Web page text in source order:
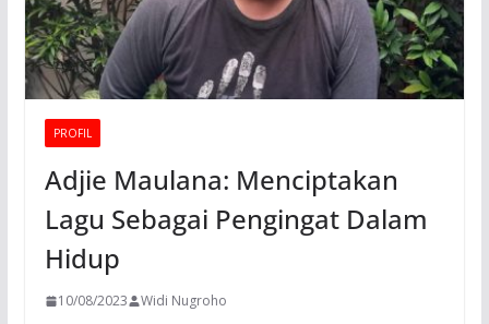
PROFIL
Adjie Maulana: Menciptakan
Lagu Sebagai Pengingat Dalam
Hidup
10/08/2023 Widi Nugroho